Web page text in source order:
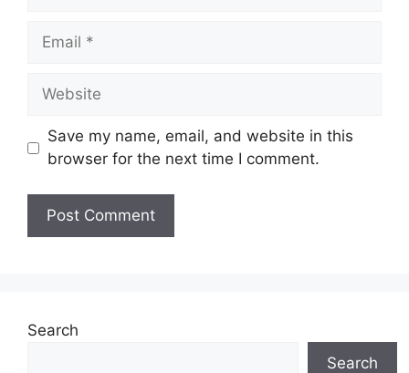
Email
Website
Save my name, email, and website in this
browser for the next time I comment.
Search
Search